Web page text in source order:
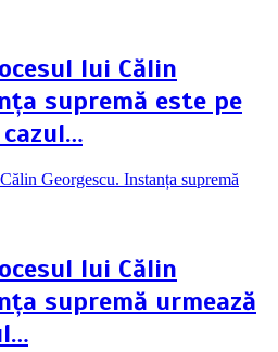
lui Călin
supremă este pe
lui Călin
supremă urmează